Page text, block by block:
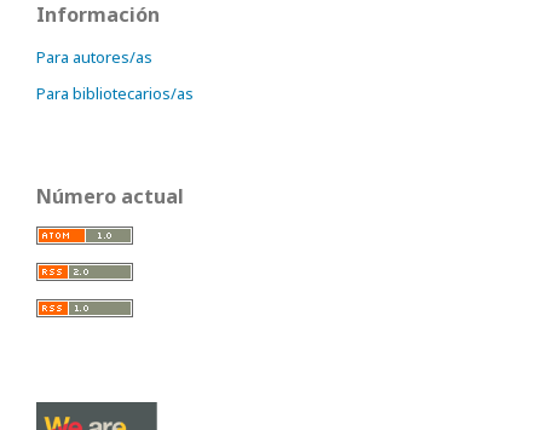
Información
Para autores/as
Para bibliotecarios/as
Número actual